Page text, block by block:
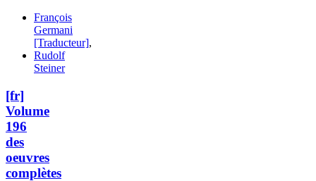
François
Germani
[Traducteur],
Rudolf
Steiner
[fr]
Volume
196
des
oeuvres
complètes